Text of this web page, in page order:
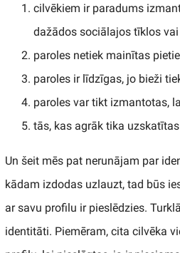
cilvēkiem ir paradums
dažādos sociālajos tīklos
paroles netiek mainītas
paroles ir līdzīgas, jo bieži
paroles var tikt izmantotas,
tās, kas agrāk tika
Un šeit mēs pat nerunājam par
kādam izdodas uzlauzt, tad būs
ar savu profilu ir pieslēdzies.
identitāti. Piemēram, cita cilvēka